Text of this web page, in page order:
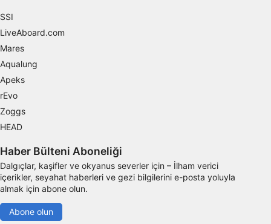
SSI
LiveAboard.com
Mares
Aqualung
Apeks
rEvo
Zoggs
HEAD
Haber Bülteni Aboneliği
Dalgıçlar, kaşifler ve okyanus severler için – İlham verici
içerikler, seyahat haberleri ve gezi bilgilerini e-posta yoluyla
almak için abone olun.
Abone olun
Fonksiyonel
Reklâm